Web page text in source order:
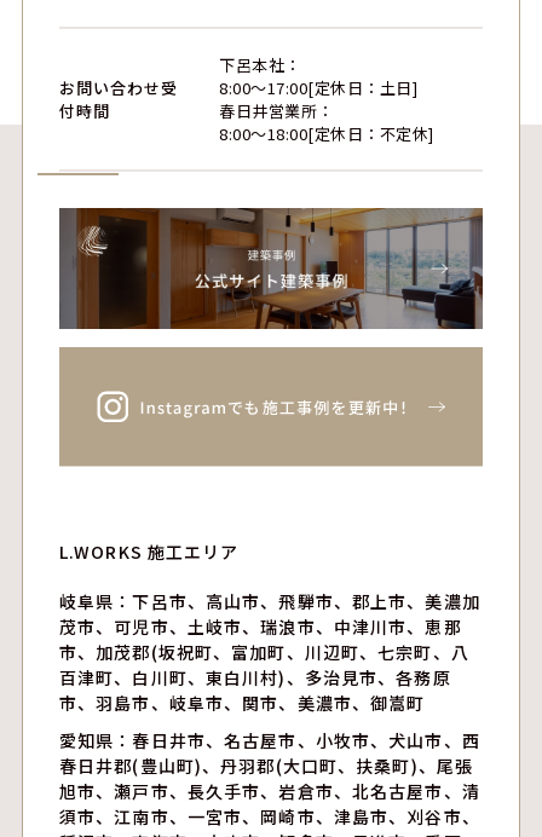
お問い合わせ受
付時間
下呂本社：
8:00〜17:00[定休日：土日]
春日井営業所：
8:00〜18:00[定休日：不定休]
L.WORKS 施工エリア
岐阜県：下呂市、高山市、飛騨市、郡上市、美濃加
茂市、可児市、土岐市、瑞浪市、中津川市、恵那
市、加茂郡(坂祝町、富加町、川辺町、七宗町、八
百津町、白川町、東白川村)、多治見市、各務原
市、羽島市、岐阜市、関市、美濃市、御嵩町
愛知県：春日井市、名古屋市、小牧市、犬山市、西
春日井郡(豊山町)、丹羽郡(大口町、扶桑町)、尾張
旭市、瀬戸市、長久手市、岩倉市、北名古屋市、清
須市、江南市、一宮市、岡崎市、津島市、刈谷市、